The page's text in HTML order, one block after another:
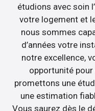
étudions avec soin
votre logement et
nous sommes
d’années votre
notre excellence,
opportunité
promettons une
une estimation
Vous saurez dès le